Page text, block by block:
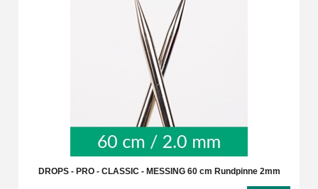
DROPS - PRO - CLASSIC - MESSING 60 cm Rundpinne 2mm